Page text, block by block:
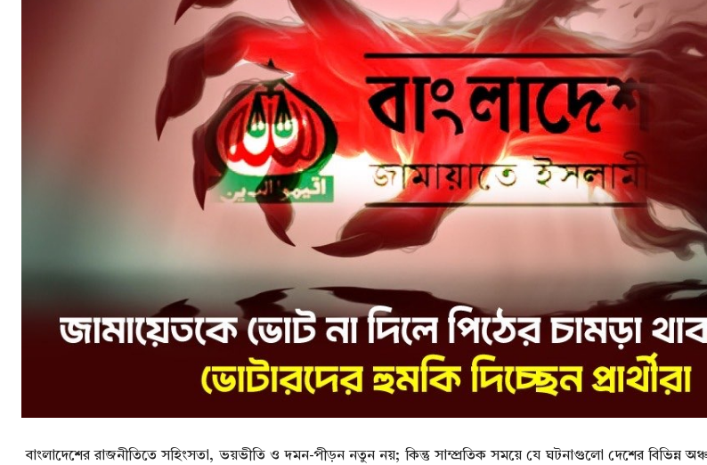
বাংলাদেশের রাজনীতিতে সহিংসতা, ভয়ভীতি ও দমন-পীড়ন নতুন নয়; কিন্তু সাম্প্রতিক সময়ে যে ঘটনাগুলো দেশের বিভিন্ন